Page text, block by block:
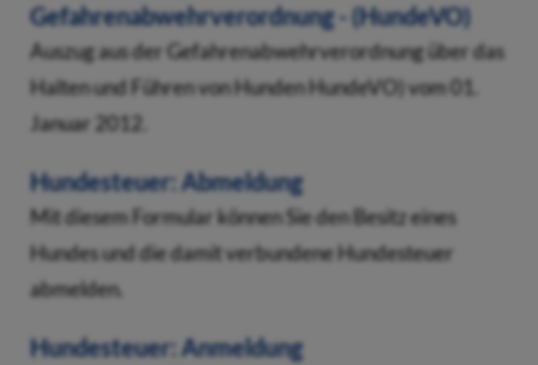
Gefahrenabwehrverordnung - (HundeVO)
Auszug aus der Gefahrenabwehrverordnung über das
Halten und Führen von Hunden HundeVO) vom 01.
Januar 2012.
Hundesteuer: Abmeldung
Mit diesem Formular können Sie den Besitz eines
Hundes und die damit verbundene Hundesteuer
abmelden.
Hundesteuer: Anmeldung